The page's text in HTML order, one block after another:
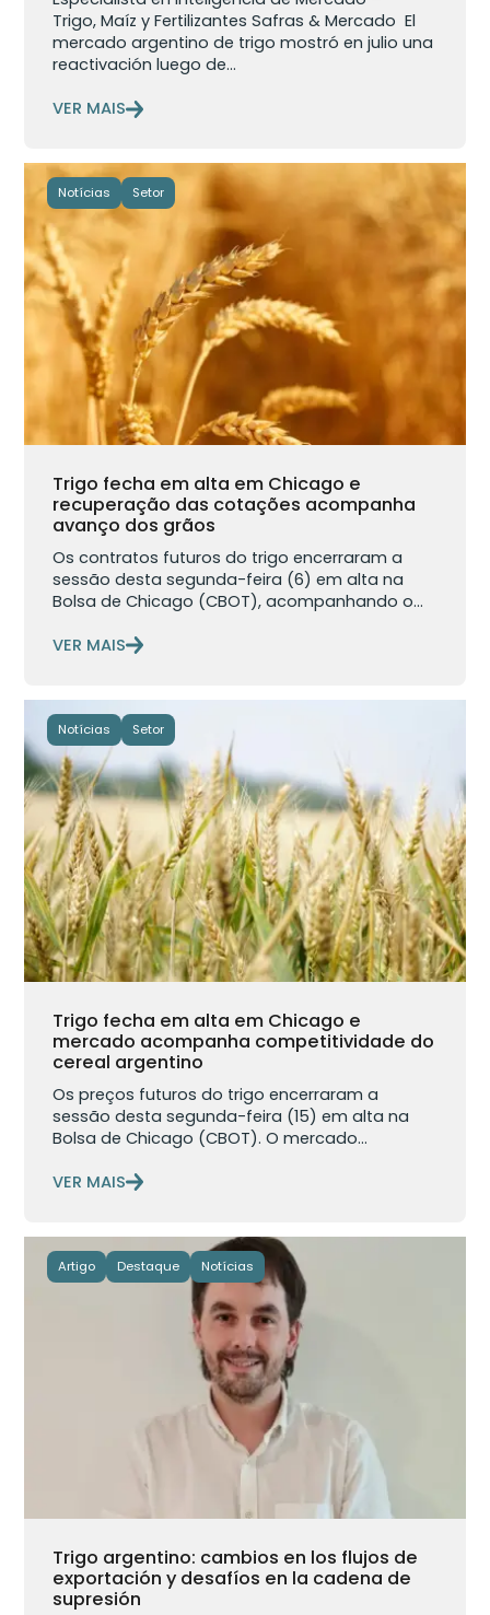
Trigo, Maíz y Fertilizantes Safras & Mercado El
mercado argentino de trigo mostró en julio una
reactivación luego de...
VER MAIS
Notícias Setor
Trigo fecha em alta em Chicago e
recuperação das cotações acompanha
avanço dos grãos
Os contratos futuros do trigo encerraram a
sessão desta segunda-feira (6) em alta na
Bolsa de Chicago (CBOT), acompanhando o...
VER MAIS
Notícias Setor
Trigo fecha em alta em Chicago e
mercado acompanha competitividade do
cereal argentino
Os preços futuros do trigo encerraram a
sessão desta segunda-feira (15) em alta na
Bolsa de Chicago (CBOT). O mercado...
VER MAIS
Artigo Destaque Notícias
Trigo argentino: cambios en los flujos de
exportación y desafíos en la cadena de
supresión